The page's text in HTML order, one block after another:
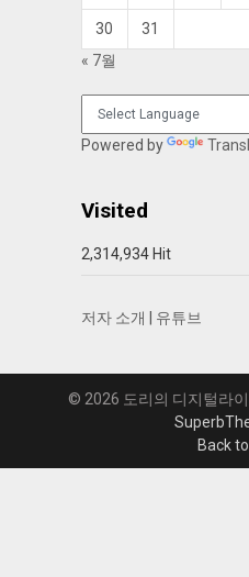
30
31
« 7월
Powered by
Visited
2,314,934 Hit
저자 소개 유튜브
© 2026 도리의 디지털라
Back